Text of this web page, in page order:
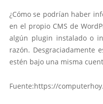
¿Cómo se podrían haber
en el propio CMS de
algún plugin instalado o
razón. Desgraciadamente
estén bajo una misma
Fuente:https://